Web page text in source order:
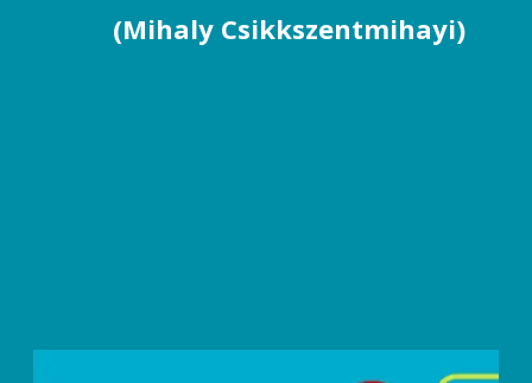
(Mihaly Csikkszentmihayi)